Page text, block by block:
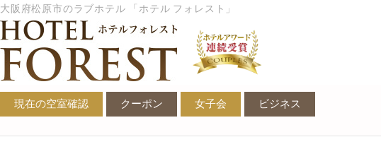
内
容
を
キ
ッ
大阪府松原市のラブホテル 「ホテル フォレスト」
現在の空室確認 クーポン 女子会 ビジネス